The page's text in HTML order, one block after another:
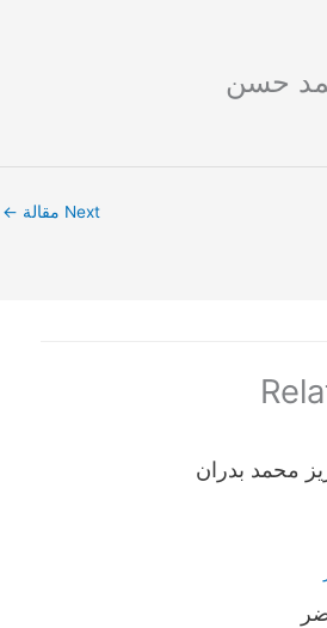
حسن
Next مقالة ←
محمد بدران